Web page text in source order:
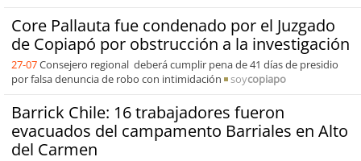
Core Pallauta fue condenado por el Juzgado
de Copiapó por obstrucción a la investigación
27-07Consejero regional deberá cumplir pena de 41 días de presidio
por falsa denuncia de robo con intimidación
soycopiapo
Barrick Chile: 16 trabajadores fueron
evacuados del campamento Barriales en Alto
del Carmen